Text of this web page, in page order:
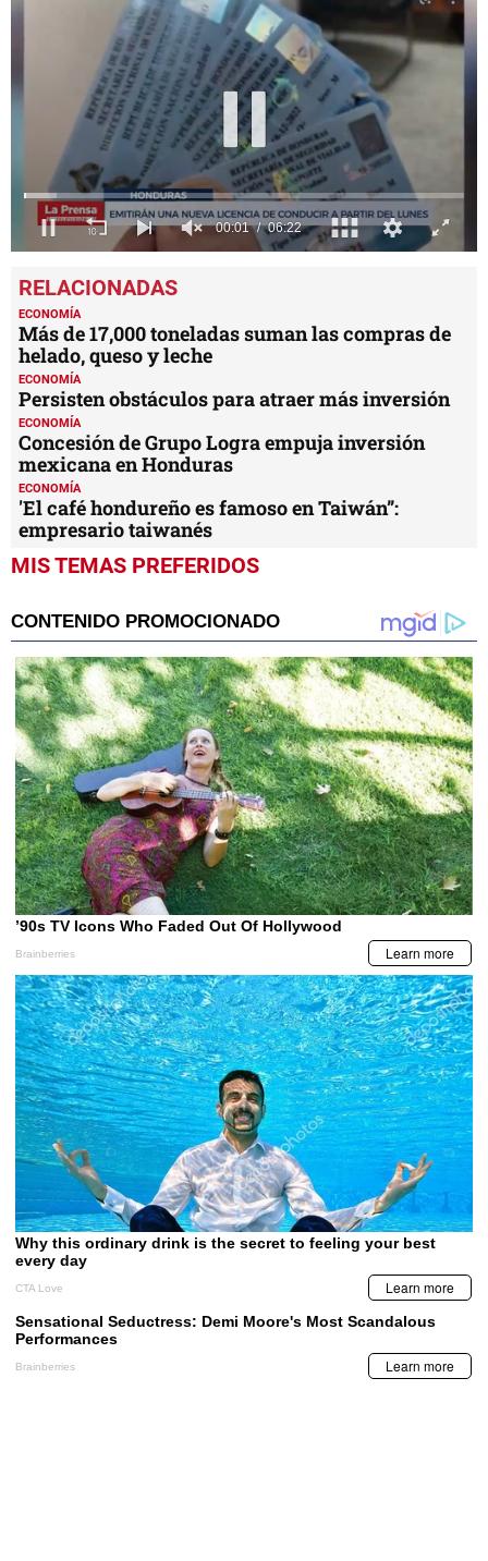
seconds
of
6
minutes,
22
seconds
ECONOMÍA
Más de 17,000 toneladas suman las compras de
helado, queso y leche
ECONOMÍA
Persisten obstáculos para atraer más inversión
ECONOMÍA
Concesión de Grupo Logra empuja inversión
mexicana en Honduras
ECONOMÍA
'El café hondureño es famoso en Taiwán”:
empresario taiwanés
MIS TEMAS PREFERIDOS